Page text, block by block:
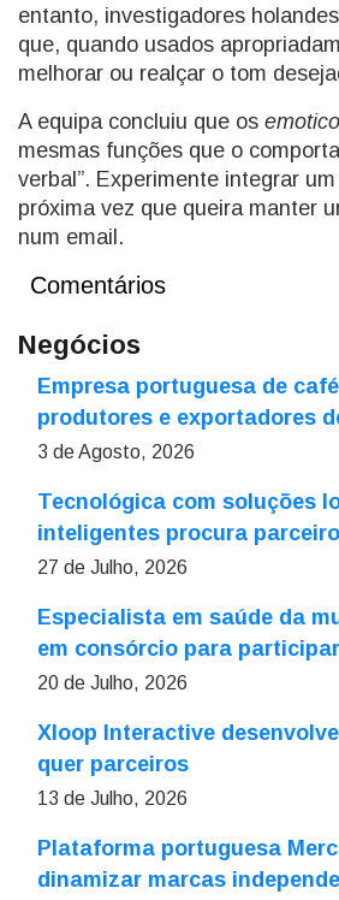
entanto, investigadores
que, quando usados
melhorar ou realçar o tom
A equipa concluiu que os
mesmas funções que o
verbal”. Experimente integrar
próxima vez que queira manter
num email.
Comentários
Negócios
Empresa portuguesa de
produtores e exportadores
3 de Agosto, 2026
Tecnológica com soluções
inteligentes procura
27 de Julho, 2026
Especialista em saúde da
em consórcio para
20 de Julho, 2026
Xloop Interactive
quer parceiros
13 de Julho, 2026
Plataforma portuguesa
dinamizar marcas